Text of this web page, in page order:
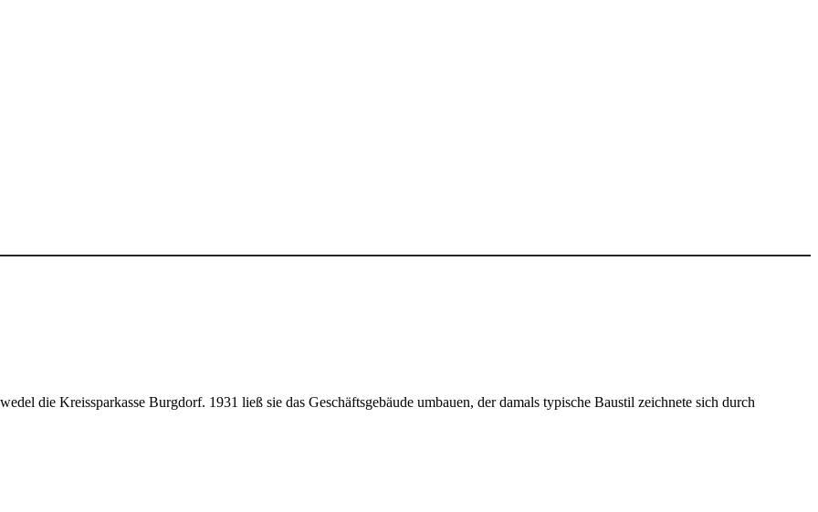
die Kreissparkasse Burgdorf. 1931 ließ sie das Geschäftsgebäude umbauen, der damals typische Baustil zeichnete sich durch